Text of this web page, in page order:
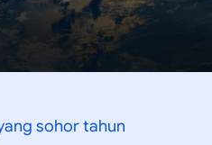
sohor tahun